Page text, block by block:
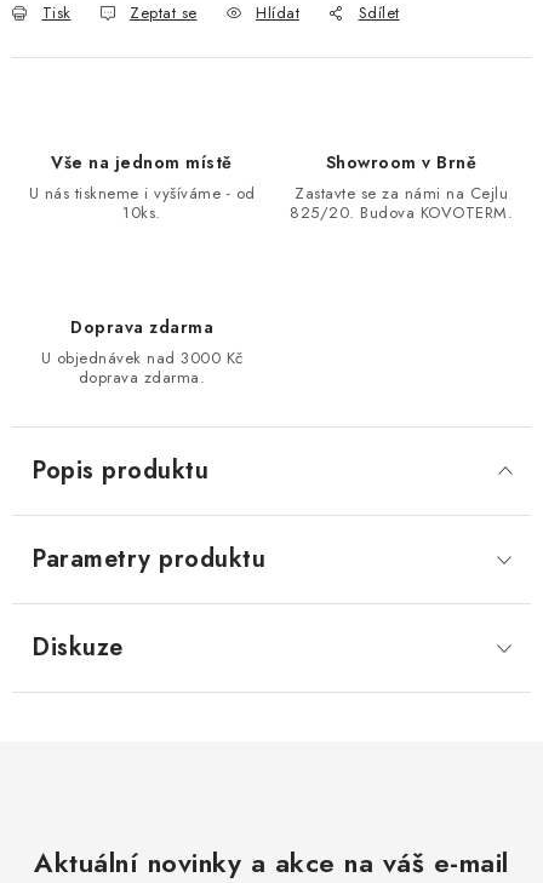
Tisk Zeptat se Hlídat Sdílet
Vše na jednom místě
U nás tiskneme i vyšíváme - od
10ks.
Showroom v Brně
Zastavte se za námi na Cejlu
825/20. Budova KOVOTERM.
Doprava zdarma
U objednávek nad 3000 Kč
doprava zdarma.
Popis produktu
Parametry produktu
Diskuze
Aktuální novinky a akce na váš e-mail